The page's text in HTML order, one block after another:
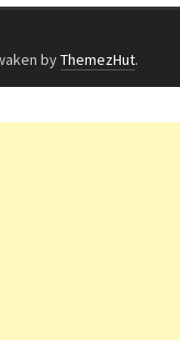
byThemezHut.